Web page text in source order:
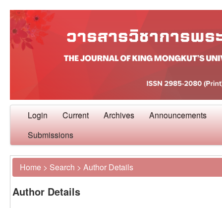
Login Current Archives Announcements
Submissions
Home > Search > Author Details
Author Details